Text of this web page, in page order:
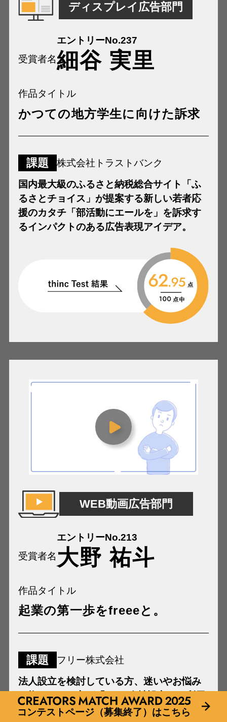
コンテストページ（募集終了）はこちら
ディスプレイ広告部門
受賞者名
エントリーNo.237
細谷 実里
作品タイトル
かつての地方学生に向けた訴求
課題 株式会社トラストバンク
国内最大級のふるさと納税総合サイト「ふ
るさとチョイス」が提案する新しい若者応
援のカタチ「部活動にエールを」を訴求す
るインパクトのある広告表現アイデア。
WEB動画広告部門
受賞者名
エントリーNo.213
大野 祐斗
作品タイトル
起業の第一歩をfreeeと。
課題 フリー株式会社
法人設立を検討している方、迷いやお悩み
を抱えている方が「freee会社設立」を利用
したくなるアイデア。